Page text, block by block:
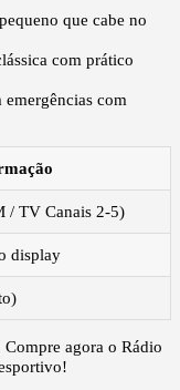
que cabe no
com prático
com
/ TV Canais 2-5)
display
agora o Rádio